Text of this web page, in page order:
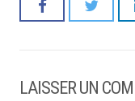
LAISSER UN